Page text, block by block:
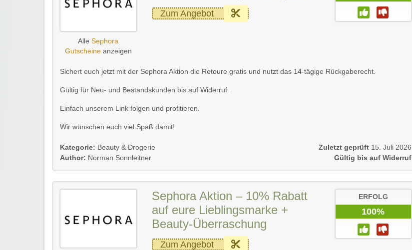
AlleSephora
Gutscheineanzeigen
Zum Angebot
Sichert euch jetzt mit der Sephora Aktion die Retoure gratis und nutzt das 14-tägige Rückgaberecht.
Gültig für Neu- und Bestandskunden bis auf Widerruf.
Einfach unserem Link folgen und profitieren.
Wir wünschen euch viel Spaß damit!
Kategorie: Beauty & Drogerie
Author: Norman Sonnleitner
Zuletzt geprüft 15. Juli 2026
Gültig bis auf Widerruf
Sephora Aktion – 10% Rabatt
auf eure Lieblingsmarke +
Beauty-Überraschung
Zum Angebot
ERFOLG
100%